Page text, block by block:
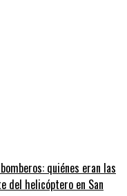
quiénes eran las
del helicóptero en San